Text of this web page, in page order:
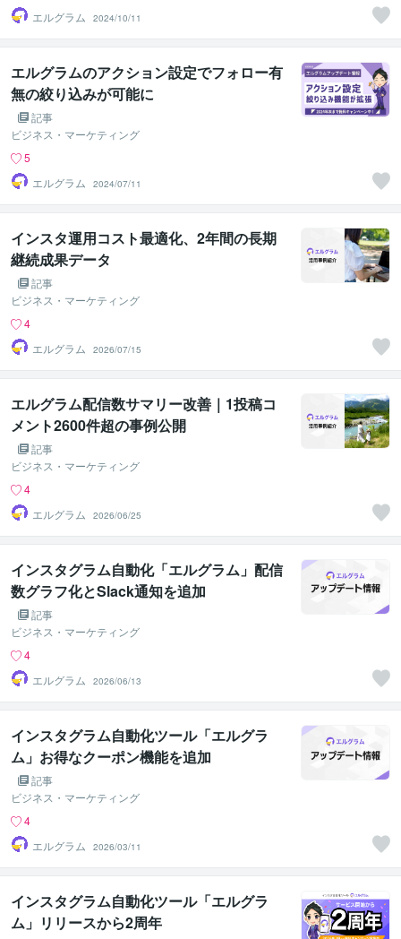
エルグラム
2024/10/11
エルグラムのアクション設定でフォロー有
無の絞り込みが可能に
記事
ビジネス・マーケティング
5
エルグラム
2024/07/11
インスタ運用コスト最適化、2年間の長期
継続成果データ
記事
ビジネス・マーケティング
4
エルグラム
2026/07/15
エルグラム配信数サマリー改善｜1投稿コ
メント2600件超の事例公開
記事
ビジネス・マーケティング
4
エルグラム
2026/06/25
インスタグラム自動化「エルグラム」配信
数グラフ化とSlack通知を追加
記事
ビジネス・マーケティング
4
エルグラム
2026/06/13
インスタグラム自動化ツール「エルグラ
ム」お得なクーポン機能を追加
記事
ビジネス・マーケティング
4
エルグラム
2026/03/11
インスタグラム自動化ツール「エルグラ
ム」リリースから2周年